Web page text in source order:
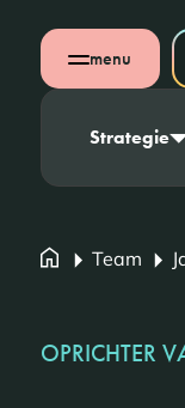
Navigatie overslaan
Open
menu
Strategie
Team
OPRICHTER